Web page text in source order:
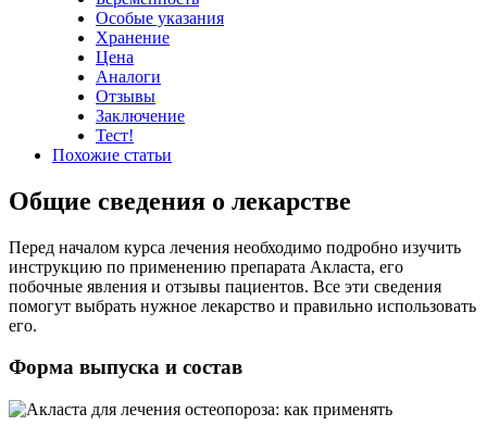
Особые указания
Хранение
Цена
Аналоги
Отзывы
Заключение
Тест!
Похожие статьи
Общие сведения о лекарстве
Перед началом курса лечения необходимо подробно изучить
инструкцию по применению препарата Акласта, его
побочные явления и отзывы пациентов. Все эти сведения
помогут выбрать нужное лекарство и правильно использовать
его.
Форма выпуска и состав